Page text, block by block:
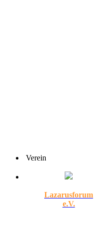
Verein
Lazarusforum
e.V.